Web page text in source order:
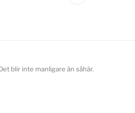
blir inte manligare än såhär.